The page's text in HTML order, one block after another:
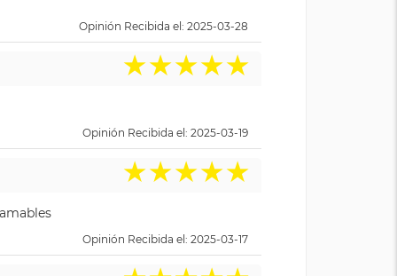
Opinión Recibida el: 2025-03-28
★★★★★
Opinión Recibida el: 2025-03-19
★★★★★
Opinión Recibida el: 2025-03-17